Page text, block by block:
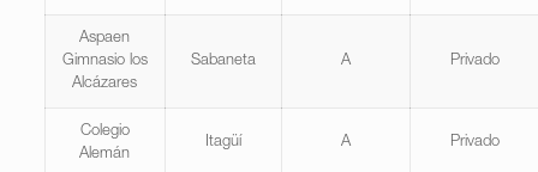
Aspaen
Gimnasio los
Alcázares
Sabaneta A Privado
Colegio
Alemán
Itagüí A Privado